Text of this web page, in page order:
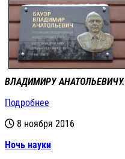
ВЛАДИМИРУ АНАТОЛЬЕВИЧУ.
Подробнее
8 ноября 2016
Ночь науки